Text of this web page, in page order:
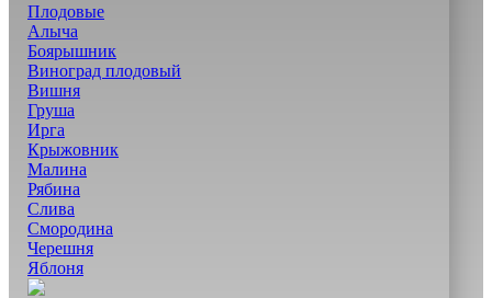
Плодовые
Алыча
Боярышник
Виноград плодовый
Вишня
Груша
Ирга
Крыжовник
Малина
Рябина
Слива
Смородина
Черешня
Яблоня